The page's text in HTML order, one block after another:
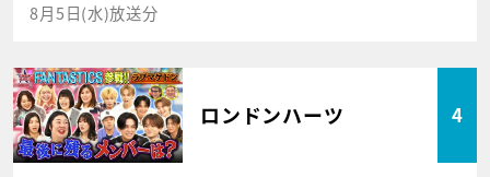
8月5日(水)放送分
ロンドンハーツ 4